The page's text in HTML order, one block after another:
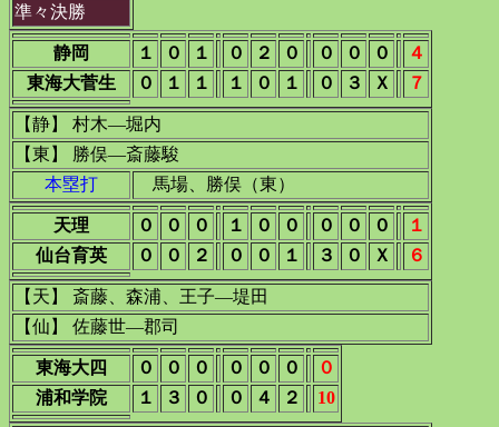
準々決勝
静岡 １ ０ １ ０ ２ ０ ０ ０ ０
４
東海大菅生
０ １ １ １ ０ １ ０ ３ Ｘ ７
【静】 村木―堀内
【東】 勝俣―斎藤駿
本塁打
馬場、勝俣（東）
天理 ０ ０ ０ １ ０ ０ ０ ０ ０
１
仙台育英
０ ０ ２ ０ ０ １ ３ ０ Ｘ ６
【天】 斎藤、森浦、王子―堤田
【仙】 佐藤世―郡司
東海大四 ０ ０ ０ ０ ０ ０
０
浦和学院
１ ３ ０ ０ ４ ２ 10